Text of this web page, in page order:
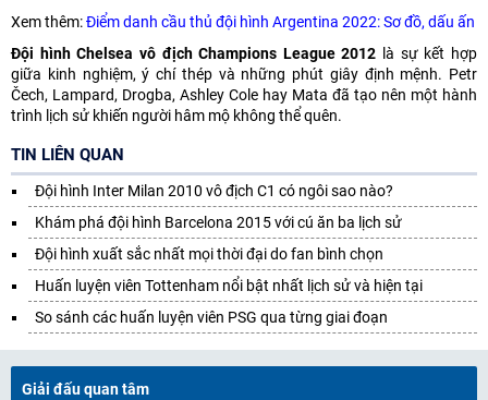
Xem thêm:Điểm danh cầu thủ đội hình Argentina 2022: Sơ đồ, dấu ấn
Đội hình Chelsea vô địch Champions League 2012 là sự kết hợp
giữa kinh nghiệm, ý chí thép và những phút giây định mệnh. Petr
Čech, Lampard, Drogba, Ashley Cole hay Mata đã tạo nên một hành
trình lịch sử khiến người hâm mộ không thể quên.
TIN LIÊN QUAN
Đội hình Inter Milan 2010 vô địch C1 có ngôi sao nào?
Khám phá đội hình Barcelona 2015 với cú ăn ba lịch sử
Đội hình xuất sắc nhất mọi thời đại do fan bình chọn
Huấn luyện viên Tottenham nổi bật nhất lịch sử và hiện tại
So sánh các huấn luyện viên PSG qua từng giai đoạn
Giải đấu quan tâm